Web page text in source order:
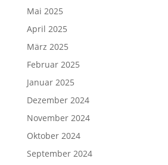
Mai 2025
April 2025
März 2025
Februar 2025
Januar 2025
Dezember 2024
November 2024
Oktober 2024
September 2024